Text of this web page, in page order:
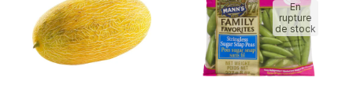
En
rupture
de stock